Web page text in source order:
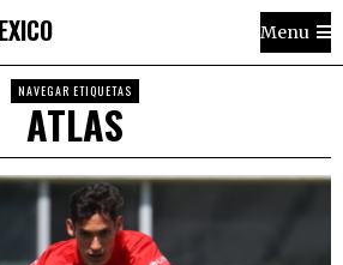
Menu
NAVEGAR ETIQUETAS
ATLAS